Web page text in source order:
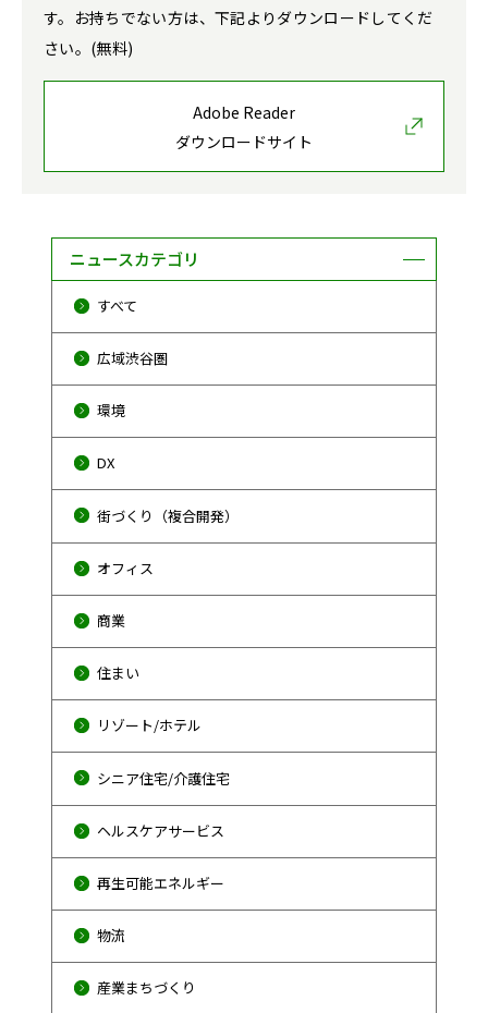
ニュースカテゴリ
すべて
広域渋谷圏
環境
DX
街づくり（複合開発）
オフィス
商業
住まい
リゾート/ホテル
シニア住宅/介護住宅
ヘルスケアサービス
再生可能エネルギー
物流
産業まちづくり
す。お持ちでない方は、下記よりダウンロードしてくだ
さい。(無料)
Adobe Reader
ダウンロードサイト